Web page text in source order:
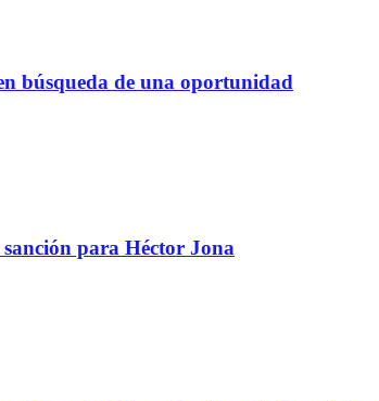
búsqueda de una oportunidad
para Héctor Jona